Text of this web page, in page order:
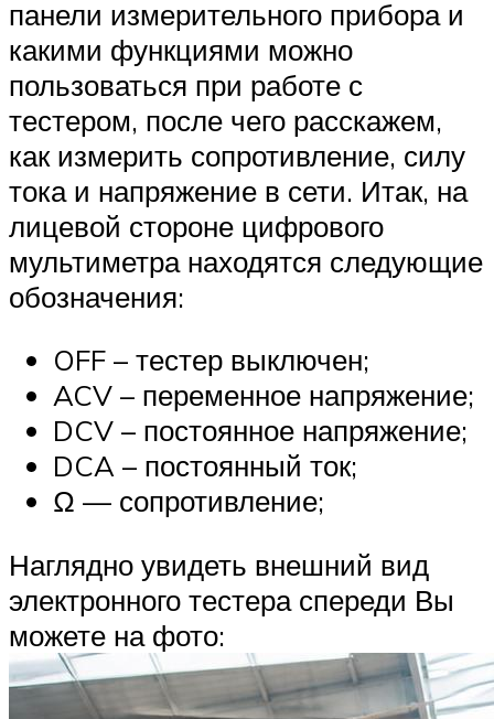
панели измерительного прибора и
какими функциями можно
пользоваться при работе с
тестером, после чего расскажем,
как измерить сопротивление, силу
тока и напряжение в сети. Итак, на
лицевой стороне цифрового
мультиметра находятся следующие
обозначения:
OFF – тестер выключен;
ACV – переменное напряжение;
DCV – постоянное напряжение;
DCA – постоянный ток;
Ω — сопротивление;
Наглядно увидеть внешний вид
электронного тестера спереди Вы
можете на фото: